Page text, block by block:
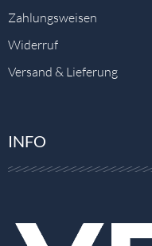
Zahlungsweisen
Widerruf
Versand & Lieferung
INFO